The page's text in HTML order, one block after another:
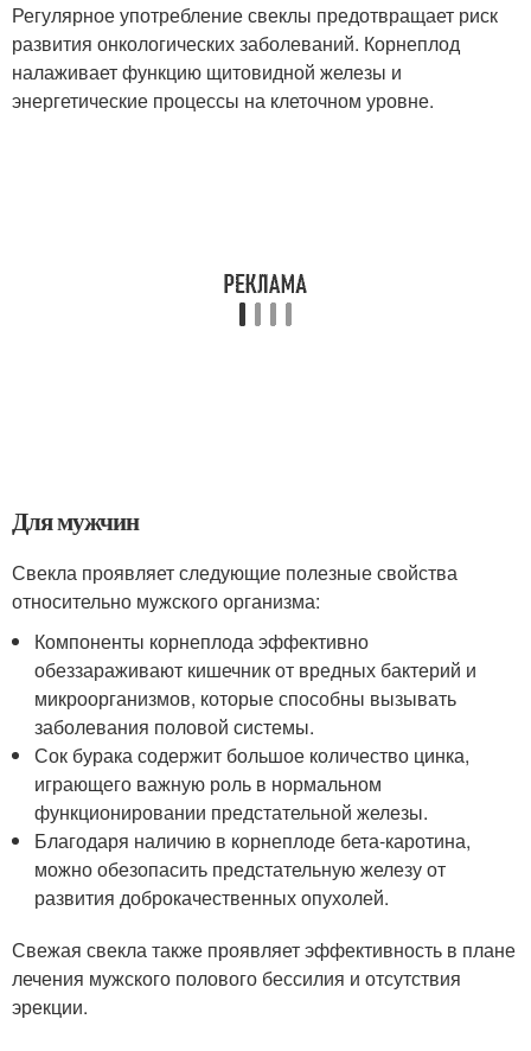
Регулярное употребление свеклы предотвращает риск
развития онкологических заболеваний. Корнеплод
налаживает функцию щитовидной железы и
энергетические процессы на клеточном уровне.
Для мужчин
Свекла проявляет следующие полезные свойства
относительно мужского организма:
Компоненты корнеплода эффективно
обеззараживают кишечник от вредных бактерий и
микроорганизмов, которые способны вызывать
заболевания половой системы.
Сок бурака содержит большое количество цинка,
играющего важную роль в нормальном
функционировании предстательной железы.
Благодаря наличию в корнеплоде бета-каротина,
можно обезопасить предстательную железу от
развития доброкачественных опухолей.
Свежая свекла также проявляет эффективность в плане
лечения мужского полового бессилия и отсутствия
эрекции.